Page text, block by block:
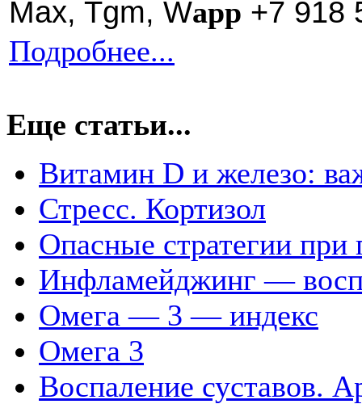
Max, Tgm, Wapp +7 918
Подробнее...
Еще статьи...
Витамин D и железо:
Стресс. Кортизол
Опасные стратегии при
Инфламейджинг —
Омега — 3 — индекс
Омега 3
Воспаление суставов.